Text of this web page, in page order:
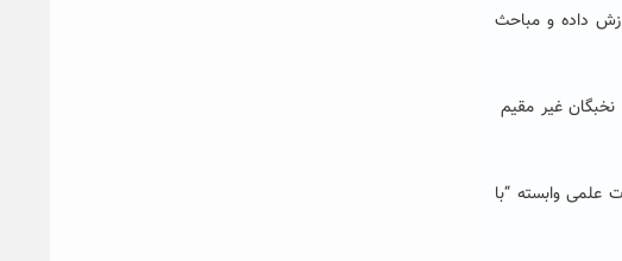
داده و مباحث
نخبگان غیر مقیم
علمی وابسته “با